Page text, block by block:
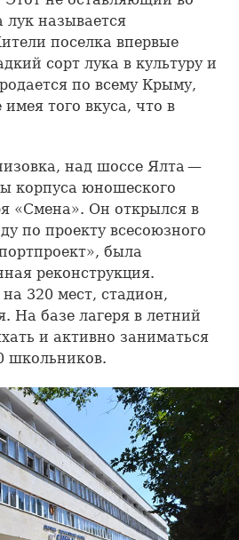
лук называется
поселка впервые
сорт лука в культуру и
по всему Крыму,
того вкуса, что в
над шоссе Ялта —
корпуса юношеского
«Смена». Он открылся в
по проекту всесоюзного
была
реконструкция.
320 мест, стадион,
На базе лагеря в летний
и активно заниматься
школьников.